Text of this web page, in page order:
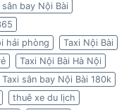
bay Nội Bài
hải phòng
Taxi Nội Bài
Taxi Nội Bài Hà Nội
Taxi sân bay Nội Bài 180k
thuê xe du lịch